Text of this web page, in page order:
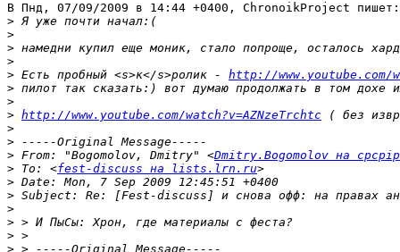
В Пнд, 07/09/2009 в 14:44 +0400, ChronoikProject пишет:
>
>
>
>
> Есть пробный <s>к</s>ролик - http://www.youtube.com/
>
>
> http://www.youtube.com/watch?v=AZNzeTrchtc
>
>
> From: "Bogomolov, Dmitry" <Dmitry.Bogomolov на
> To: <fest-discuss на lists.lrn.ru
>
>
>
>
>
>